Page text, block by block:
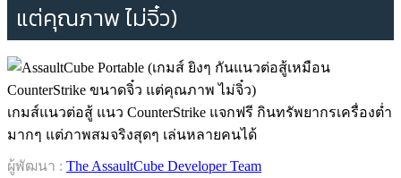
แต่คุณภาพ ไม่จิ๋ว)
เกมส์แนวต่อสู้ แนว CounterStrike แจกฟรี กินทรัพยากรเครื่องต่ำ
มากๆ แต่ภาพสมจริงสุดๆ เล่นหลายคนได้
ผู้พัฒนา : The AssaultCube Developer Team